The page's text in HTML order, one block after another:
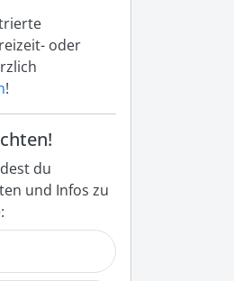
oder
!
du
und Infos zu